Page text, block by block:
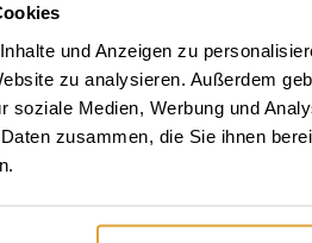
und Anzeigen zu
zu analysieren. Außerdem
soziale Medien, Werbung und
zusammen, die Sie ihnen
runter